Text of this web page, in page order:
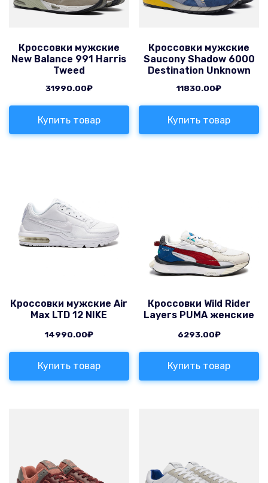
Кроссовки мужские
New Balance 991 Harris
Tweed
31990.00₽
Купить товар
Кроссовки мужские
Saucony Shadow 6000
Destination Unknown
11830.00₽
Купить товар
Кроссовки мужские Air
Max LTD 12 NIKE
14990.00₽
Купить товар
Кроссовки Wild Rider
Layers PUMA женские
6293.00₽
Купить товар